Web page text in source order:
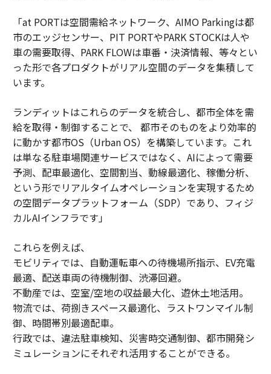
「at PORTは空間需給ネットワーク、AIMO Parkingは都
市のエッジセンサー、PIT PORTやPARK STOCKは人や
車の需要取得、PARK FLOWは車番・決済情報、等々とい
った形で各プロダクトがリアル空間のデータを集積して
います。
ランディットはこれらのデータを統合し、都市全体を需
給を取得・制御することで、 都市そのものをより効率的
に動かす都市OS（Urban OS）を構築しています。これ
は単なる駐車場関連サービスではなく、AIによって需要
予測、配車最適化、空間割当、動線最適化、稼働分析、
という形でリアルタイムオペレーションを実現するため
の空間データプラットフォーム（SDP）であり、フィジ
カルAIインフラです」
これらを例えば、
モビリティでは、自動運転車への待機場所指示、EV充電
最適、配送車両の待機制御、渋滞回避。
不動産では、空室/空地の収益最大化、遊休土地活用。
物流では、荷捌きスペース最適化、ラストワンマイル制
御、時間帯別最適配車。
行政では、違法駐車検知、災害時交通制御、都市開発シ
ミュレーションにそれぞれ活用することができる。